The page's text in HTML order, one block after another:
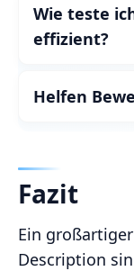
Wie teste
effizient?
Helfen
Fazit
Ein
Description